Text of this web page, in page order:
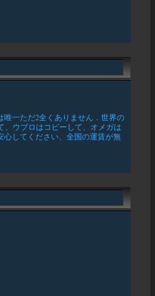
一ただ2全くありません．世界の
、ウブロはコピーして、オメガは
心してください、全国の運賃が無